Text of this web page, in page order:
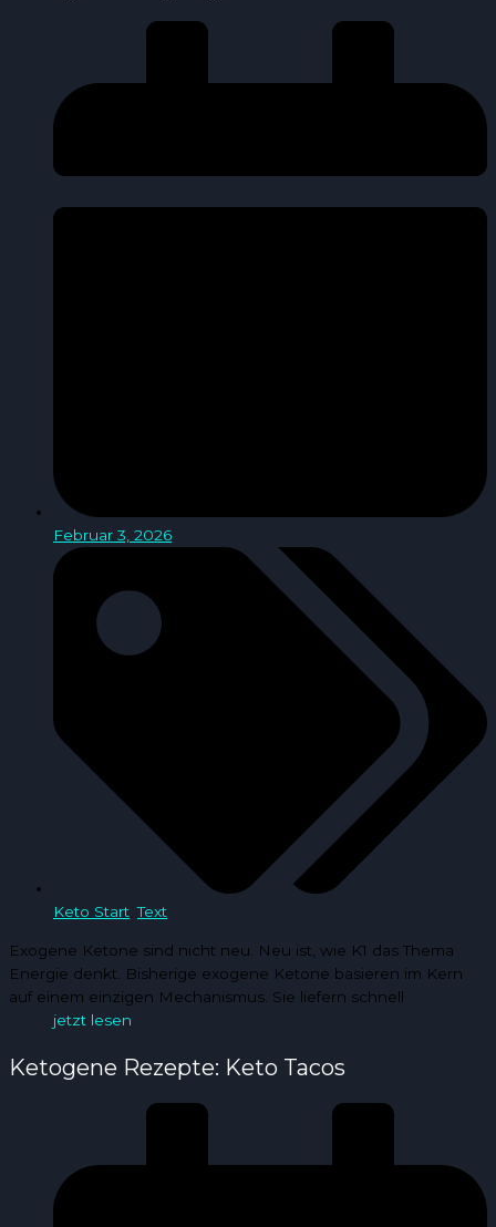
Februar 3, 2026
Keto Start,Text
Exogene Ketone sind nicht neu. Neu ist, wie K1 das Thema
Energie denkt. Bisherige exogene Ketone basieren im Kern
auf einem einzigen Mechanismus. Sie liefern schnell
jetzt lesen
Ketogene Rezepte: Keto Tacos